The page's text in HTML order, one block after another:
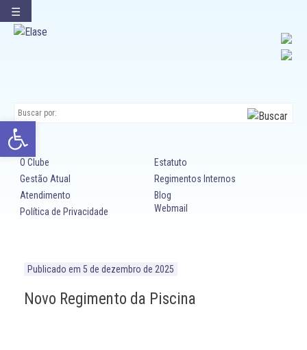
Abrir a barra de ferramentas
Ir
O Clube
Estatuto
Gestão Atual
Regimentos Internos
Atendimento
Blog
Política de Privacidade
Webmail
Publicado em 5 de dezembro de 2025
Novo Regimento da Piscina
☰